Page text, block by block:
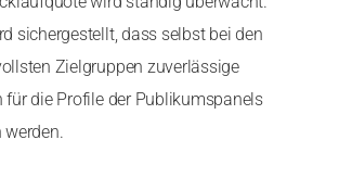
sichergestellt, dass selbst bei den
Zielgruppen zuverlässige
für die Profile der Publikumspanels
werden.